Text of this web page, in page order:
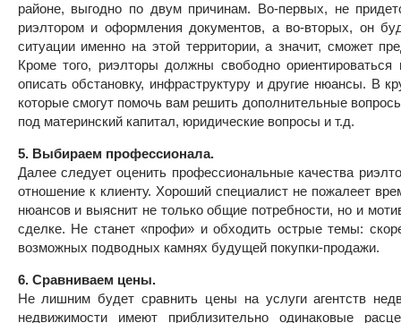
районе, выгодно по двум причинам. Во-первых, не
риэлтором и оформления документов, а во-вторых, он
ситуации именно на этой территории, а значит, сможет
Кроме того, риэлторы должны свободно
описать обстановку, инфраструктуру и другие нюансы. В
которые смогут помочь вам решить дополнительные
под материнский капитал, юридические вопросы и т.д.
5. Выбираем профессионала.
Далее следует оценить профессиональные качества
отношение к клиенту. Хороший специалист не пожалеет
нюансов и выяснит не только общие потребности, но и
сделке. Не станет «профи» и обходить острые темы:
возможных подводных камнях будущей покупки-продажи.
6. Сравниваем цены.
Не лишним будет сравнить цены на услуги агентств
недвижимости имеют приблизительно одинаковые